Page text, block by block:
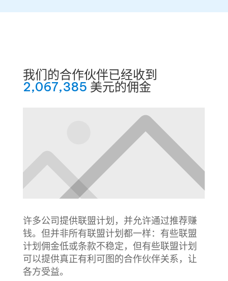
我们的合作伙伴已经收到
2,067,385 美元的佣金
许多公司提供联盟计划，并允许通过推荐赚
钱。但并非所有联盟计划都一样：有些联盟
计划佣金低或条款不稳定，但有些联盟计划
可以提供真正有利可图的合作伙伴关系，让
各方受益。